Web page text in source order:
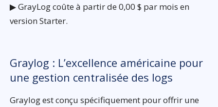
▶ GrayLog coûte à partir de 0,00 $ par mois en
version Starter.
Graylog : L’excellence américaine pour
une gestion centralisée des logs
Graylog est conçu spécifiquement pour offrir une